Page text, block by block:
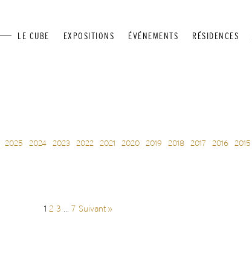
LE CUBE EXPOSITIONS ÉVÉNEMENTS RÉSIDENCES
2025 2024 2023 2022 2021 2020 2019 2018 2017 2016 2015
1 2 3 … 7 Suivant »